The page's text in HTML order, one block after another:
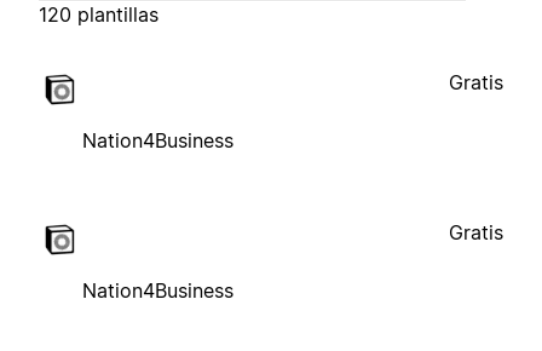
120 plantillas
Nation4Business
Gratis
Nation4Business
Gratis